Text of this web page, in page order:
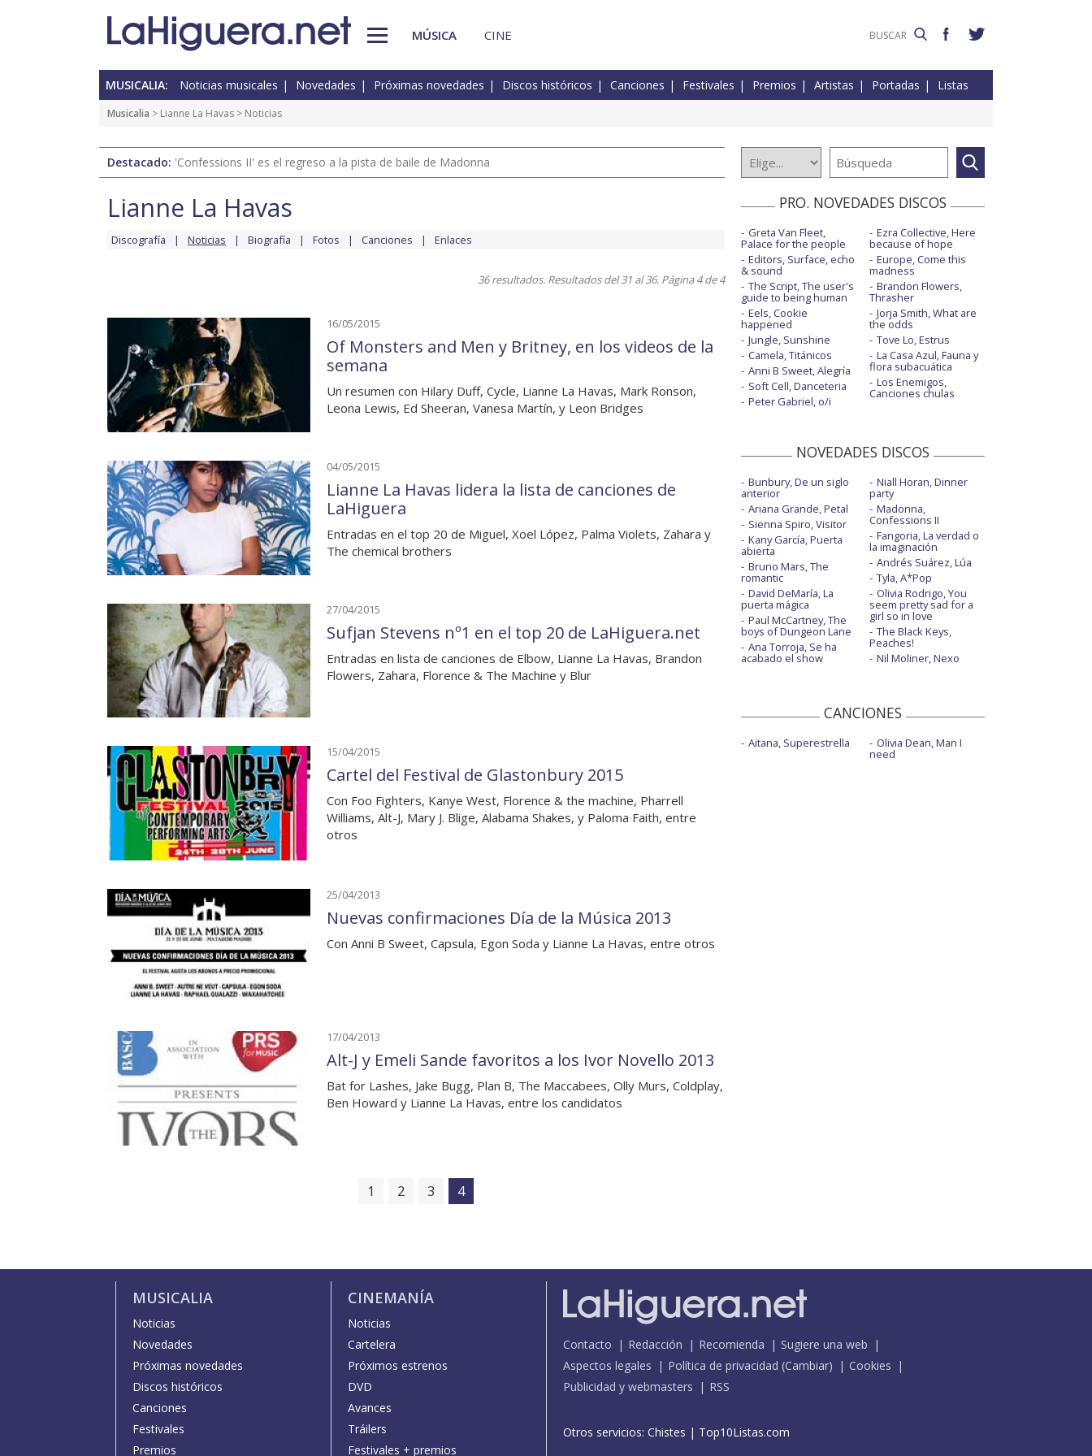
MÚSICA CINE
MUSICALIA: Noticias musicales Novedades Próximas novedades Discos históricos Canciones Festivales Premios Artistas Portadas Listas
Musicalia > Lianne La Havas > Noticias
Destacado: 'Confessions II' es el regreso a la pista de baile de Madonna
Lianne La Havas
Discografía Noticias Biografía Fotos Canciones Enlaces
36 resultados. Resultados del 31 al 36. Página 4 de 4
16/05/2015
Of Monsters and Men y Britney, en los videos de la
semana
Un resumen con Hilary Duff, Cycle, Lianne La Havas, Mark Ronson,
Leona Lewis, Ed Sheeran, Vanesa Martín, y Leon Bridges
04/05/2015
Lianne La Havas lidera la lista de canciones de
LaHiguera
Entradas en el top 20 de Miguel, Xoel López, Palma Violets, Zahara y
The chemical brothers
27/04/2015
Sufjan Stevens nº1 en el top 20 de LaHiguera.net
Entradas en lista de canciones de Elbow, Lianne La Havas, Brandon
Flowers, Zahara, Florence & The Machine y Blur
15/04/2015
Cartel del Festival de Glastonbury 2015
Con Foo Fighters, Kanye West, Florence & the machine, Pharrell
Williams, Alt-J, Mary J. Blige, Alabama Shakes, y Paloma Faith, entre
otros
25/04/2013
Nuevas confirmaciones Día de la Música 2013
Con Anni B Sweet, Capsula, Egon Soda y Lianne La Havas, entre otros
17/04/2013
Alt-J y Emeli Sande favoritos a los Ivor Novello 2013
Bat for Lashes, Jake Bugg, Plan B, The Maccabees, Olly Murs, Coldplay,
Ben Howard y Lianne La Havas, entre los candidatos
1 2 3 4
PRO. NOVEDADES DISCOS
Greta Van Fleet,
Palace for the people
Editors, Surface, echo
& sound
The Script, The user's
guide to being human
Eels, Cookie
happened
Jungle, Sunshine
Camela, Titánicos
Anni B Sweet, Alegría
Soft Cell, Danceteria
Peter Gabriel, o/i
Ezra Collective, Here
because of hope
Europe, Come this
madness
Brandon Flowers,
Thrasher
Jorja Smith, What are
the odds
Tove Lo, Estrus
La Casa Azul, Fauna y
flora subacuática
Los Enemigos,
Canciones chulas
NOVEDADES DISCOS
Bunbury, De un siglo
anterior
Ariana Grande, Petal
Sienna Spiro, Visitor
Kany García, Puerta
abierta
Bruno Mars, The
romantic
David DeMaría, La
puerta mágica
Paul McCartney, The
boys of Dungeon Lane
Ana Torroja, Se ha
acabado el show
Niall Horan, Dinner
party
Madonna,
Confessions II
Fangoria, La verdad o
la imaginación
Andrés Suárez, Lúa
Tyla, A*Pop
Olivia Rodrigo, You
seem pretty sad for a
girl so in love
The Black Keys,
Peaches!
Nil Moliner, Nexo
CANCIONES
Aitana, Superestrella Olivia Dean, Man I
need
MUSICALIA
Noticias
Novedades
Próximas novedades
Discos históricos
Canciones
Festivales
Premios
CINEMANÍA
Noticias
Cartelera
Próximos estrenos
DVD
Avances
Tráilers
Festivales + premios
Contacto Redacción Recomienda
Sugiere una web
Aspectos legales
Política de privacidad (Cambiar)
Cookies
Publicidad y webmasters
RSS
Otros servicios: Chistes | Top10Listas.com